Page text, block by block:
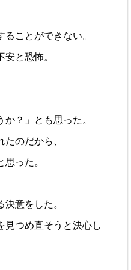
ことができない。
と恐怖。
か？」とも思った。
のだから、
った。
意をした。
見つめ直そうと決心し